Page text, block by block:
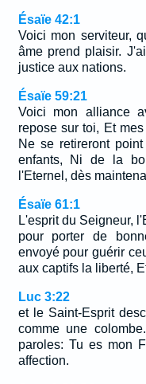
Ésaïe 42:1
Voici mon serviteur,
âme prend plaisir.
justice aux nations.
Ésaïe 59:21
Voici mon alliance
repose sur toi, Et
Ne se retireront
enfants, Ni de la
l'Eternel, dès
Ésaïe 61:1
L'esprit du Seigneur,
pour porter de
envoyé pour guérir
aux captifs la liberté,
Luc 3:22
et le Saint-Esprit
comme une
paroles: Tu es mon
affection.